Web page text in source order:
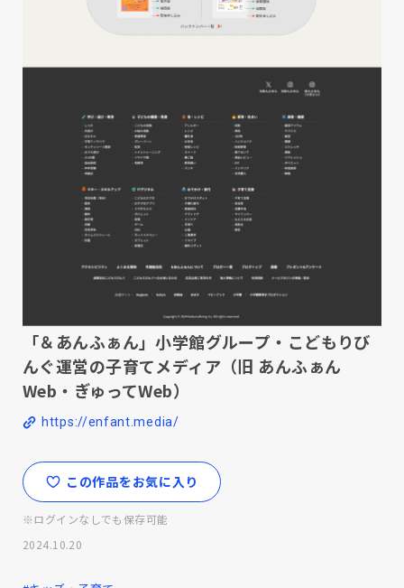
「＆あんふぁん」小学館グループ・こどもりび
んぐ運営の子育てメディア（旧 あんふぁん
Web・ぎゅってWeb）
https://enfant.media/
この作品をお気に入り
※ログインなしでも保存可能
2024.10.20